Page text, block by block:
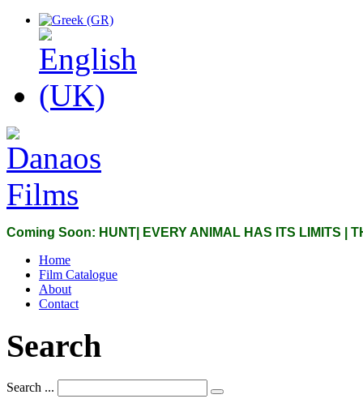
Coming Soon: HUNT| EVERY ANIMAL HAS ITS LIMITS |
Home
Film Catalogue
About
Contact
Search
Search ...